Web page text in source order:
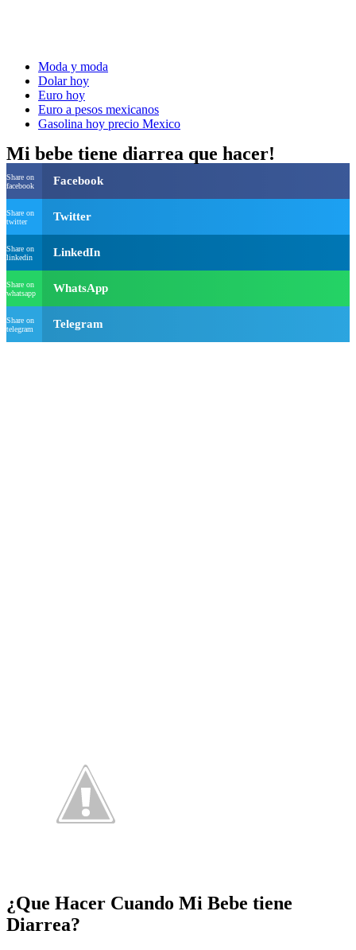
Moda y moda
Dolar hoy
Euro hoy
Euro a pesos mexicanos
Gasolina hoy precio Mexico
Mi bebe tiene diarrea que hacer!
Share on
facebook
Facebook
Share on
twitter
Twitter
Share on
linkedin
LinkedIn
Share on
whatsapp
WhatsApp
Share on
telegram
Telegram
¿Que Hacer Cuando Mi Bebe tiene
Diarrea?